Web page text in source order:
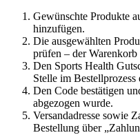
Gewünschte Produkte
hinzufügen.
Die ausgewählten
prüfen – der Warenkorb
Den Sports Health
Stelle im Bestellprozess
Den Code bestätigen
abgezogen wurde.
Versandadresse sowie
Bestellung über